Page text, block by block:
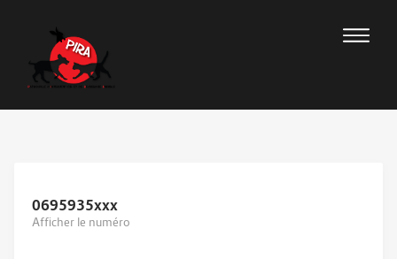
0695935xxx
Afficher le numéro